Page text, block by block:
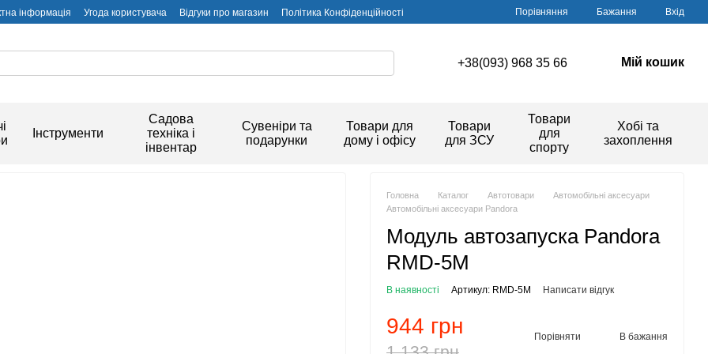
інформація Угода користувача Відгуки про магазин Політика Конфіденційності Порівняння Бажання Вхід
+38(093) 968 35 66 Мій кошик
Інструменти
Садова
техніка і
інвентар
Сувеніри та
подарунки
Товари для
дому і офісу
Товари
для ЗСУ
Товари
для
спорту
Хобі та
захоплення
Головна Каталог Автотовари
Автомобільні аксесуари
Автомобільні аксесуари Pandora
Модуль автозапуска Pandora
RMD-5M
В наявності Артикул: RMD-5M Написати відгук
944 грн Порівняти В бажання